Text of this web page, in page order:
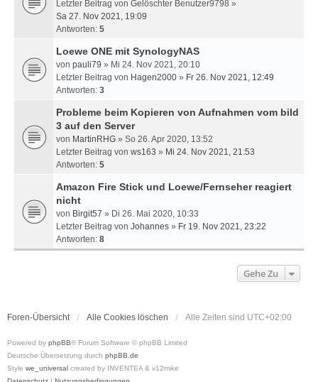
Letzter Beitrag von Gelöschter Benutzer9798 »
Sa 27. Nov 2021, 19:09
Antworten: 5
Loewe ONE mit SynologyNAS
von pauli79 » Mi 24. Nov 2021, 20:10
Letzter Beitrag von Hagen2000 » Fr 26. Nov 2021, 12:49
Antworten: 3
Probleme beim Kopieren von Aufnahmen vom bild
3 auf den Server
von MartinRHG » So 26. Apr 2020, 13:52
Letzter Beitrag von ws163 » Mi 24. Nov 2021, 21:53
Antworten: 5
Amazon Fire Stick und Loewe/Fernseher reagiert
nicht
von Birgit57 » Di 26. Mai 2020, 10:33
Letzter Beitrag von Johannes » Fr 19. Nov 2021, 23:22
Antworten: 8
Gehe Zu
Foren-Übersicht Alle Cookies löschen Alle Zeiten sind UTC+02:00
Powered by phpBB® Forum Software © phpBB Limited
Deutsche Übersetzung durch phpBB.de
Style we_universal created by INVENTEA & v12mike